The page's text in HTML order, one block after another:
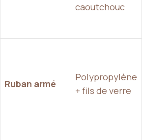
caoutchouc
Ruban armé
Polypropylène
+ fils de verre